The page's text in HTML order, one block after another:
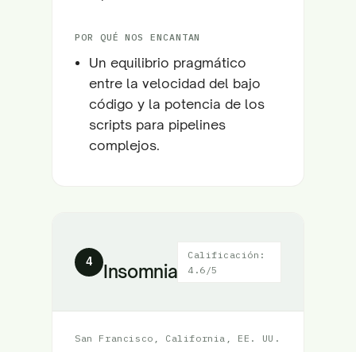
POR QUÉ NOS ENCANTAN
Un equilibrio pragmático
entre la velocidad del bajo
código y la potencia de los
scripts para pipelines
complejos.
4 Insomnia
Calificación:
4.6/5
San Francisco, California, EE. UU.